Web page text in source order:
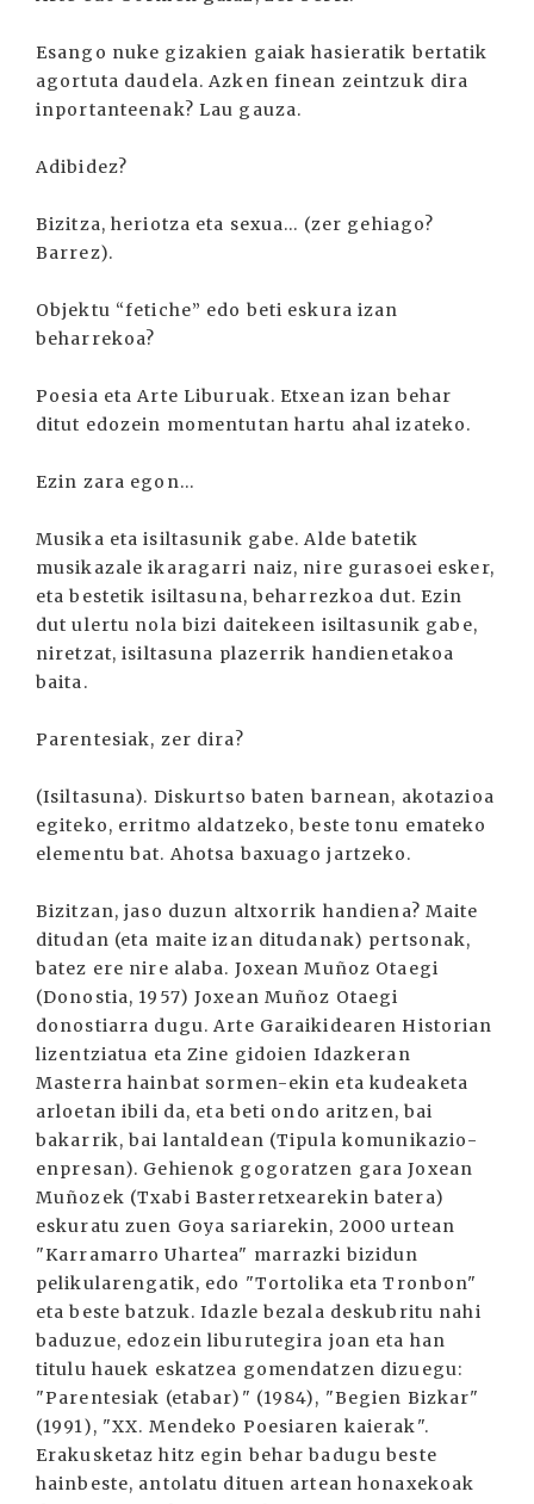
Esango nuke gizakien gaiak hasieratik bertatik
agortuta daudela. Azken finean zeintzuk dira
inportanteenak? Lau gauza.
Adibidez?
Bizitza, heriotza eta sexua... (zer gehiago?
Barrez).
Objektu “fetiche” edo beti eskura izan
beharrekoa?
Poesia eta Arte Liburuak. Etxean izan behar
ditut edozein momentutan hartu ahal izateko.
Ezin zara egon...
Musika eta isiltasunik gabe. Alde batetik
musikazale ikaragarri naiz, nire gurasoei esker,
eta bestetik isiltasuna, beharrezkoa dut. Ezin
dut ulertu nola bizi daitekeen isiltasunik gabe,
niretzat, isiltasuna plazerrik handienetakoa
baita.
Parentesiak, zer dira?
(Isiltasuna). Diskurtso baten barnean, akotazioa
egiteko, erritmo aldatzeko, beste tonu emateko
elementu bat. Ahotsa baxuago jartzeko.
Bizitzan, jaso duzun altxorrik handiena? Maite
ditudan (eta maite izan ditudanak) pertsonak,
batez ere nire alaba. Joxean Muñoz Otaegi
(Donostia, 1957) Joxean Muñoz Otaegi
donostiarra dugu. Arte Garaikidearen Historian
lizentziatua eta Zine gidoien Idazkeran
Masterra hainbat sormen-ekin eta kudeaketa
arloetan ibili da, eta beti ondo aritzen, bai
bakarrik, bai lantaldean (Tipula komunikazio-
enpresan). Gehienok gogoratzen gara Joxean
Muñozek (Txabi Basterretxearekin batera)
eskuratu zuen Goya sariarekin, 2000 urtean
"Karramarro Uhartea" marrazki bizidun
pelikularengatik, edo "Tortolika eta Tronbon"
eta beste batzuk. Idazle bezala deskubritu nahi
baduzue, edozein liburutegira joan eta han
titulu hauek eskatzea gomendatzen dizuegu:
"Parentesiak (etabar)" (1984), "Begien Bizkar"
(1991), "XX. Mendeko Poesiaren kaierak".
Erakusketaz hitz egin behar badugu beste
hainbeste, antolatu dituen artean honaxekoak